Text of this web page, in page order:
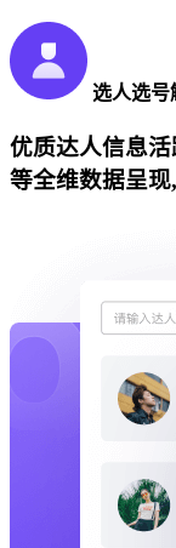
选人选号
优质达人信息
等全维数据呈现